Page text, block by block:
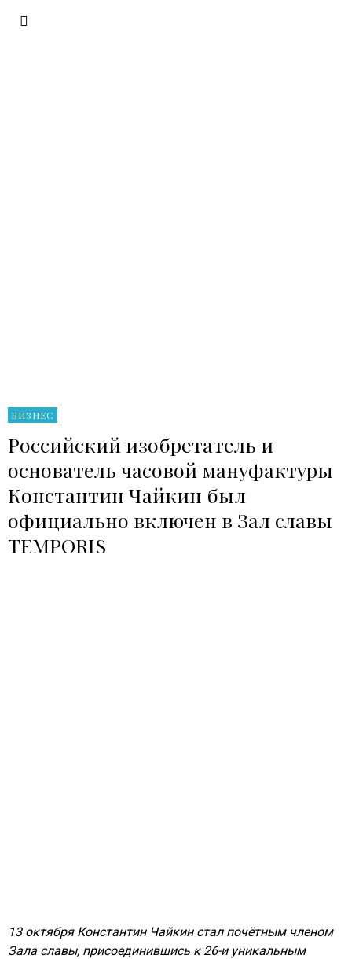
БИЗНЕС
Российский изобретатель и
основатель часовой мануфактуры
Константин Чайкин был
официально включен в Зал славы
TEMPORIS
13 октября Константин Чайкин стал почётным членом
Зала славы, присоединившись к 26-и уникальным